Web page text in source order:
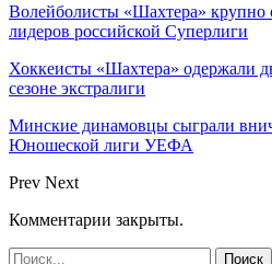
Волейболисты «Шахтера» крупно
лидеров российской Суперлиги
Хоккеисты «Шахтера» одержали
сезоне экстралиги
Минские динамовцы сыграли
Юношеской лиги УЕФА
Prev Next
Комментарии закрыты.